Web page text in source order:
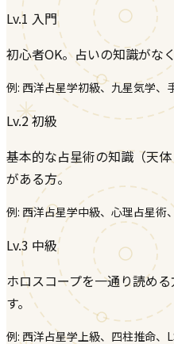
Lv.1 入門
初心者OK。占いの知識がな
例: 西洋占星学初級、九星気学、
Lv.2初級
基本的な占星術の知識（天
がある方。
例: 西洋占星学中級、心理占星術
Lv.3 中級
ホロスコープを一通り読め
す。
例: 西洋占星学上級、四柱推命、